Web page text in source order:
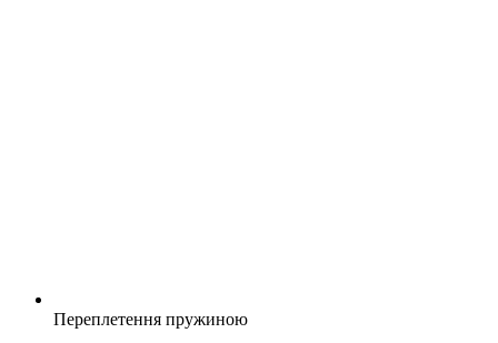
Переплетення пружиною